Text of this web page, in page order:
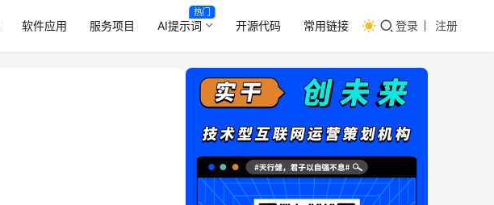
软件应用 服务项目 AI提示词
热门
开源代码 常用链接 登录 注册